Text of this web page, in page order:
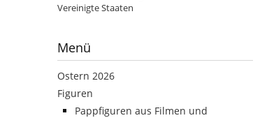
Vereinigte Staaten
Menü
Ostern 2026
Figuren
Pappfiguren aus Filmen und